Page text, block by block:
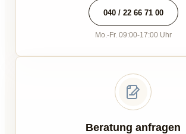
040 / 22 66 71 00
Mo.-Fr. 09:00-17:00 Uhr
Beratung anfragen